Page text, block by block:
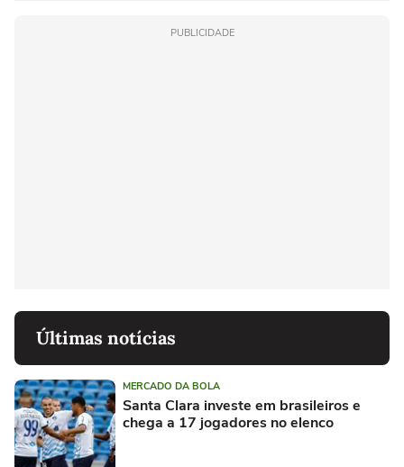
PUBLICIDADE
Últimas notícias
MERCADO DA BOLA
Santa Clara investe em brasileiros e
chega a 17 jogadores no elenco